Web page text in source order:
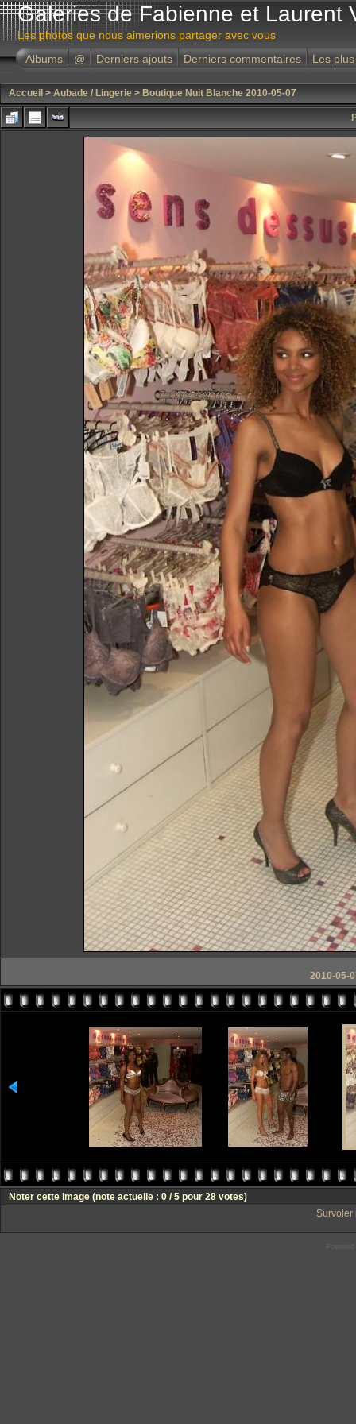
Galeries de Fabienne et Laurent
Les photos que nous aimerions partager avec vous
Albums
@ Derniers ajouts Derniers commentaires Les
Accueil > Aubade / Lingerie > Boutique Nuit Blanche 2010-05-07
2010-05-
Noter cette image (note actuelle : 0 / 5 pour 28 votes)
Survoler